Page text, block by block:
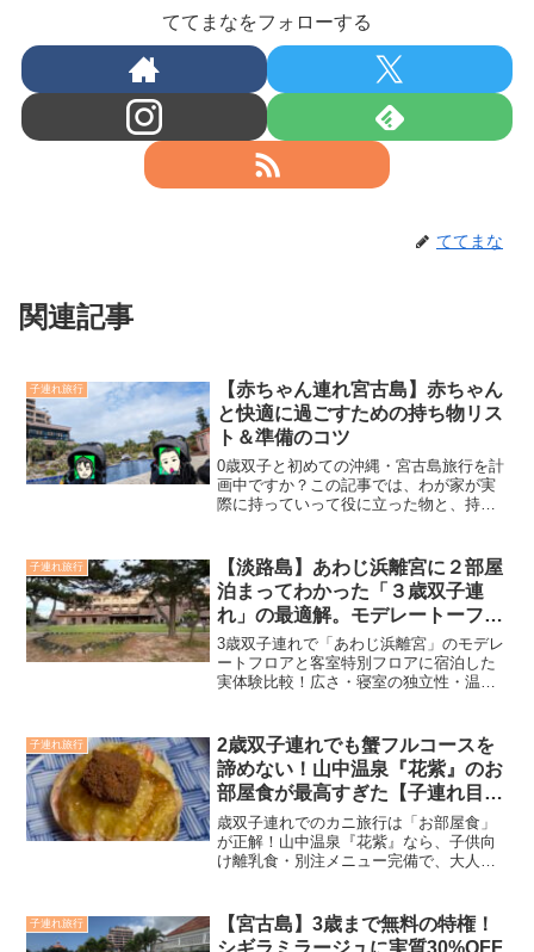
ててまなをフォローする
ててまな
関連記事
子連れ旅行
【赤ちゃん連れ宮古島】赤ちゃん
と快適に過ごすための持ち物リス
ト＆準備のコツ
0歳双子と初めての沖縄・宮古島旅行を計
画中ですか？この記事では、わが家が実
際に持っていって役に立った物と、持っ
備のコツや注意点もお伝えします。
子連れ旅行
【淡路島】あわじ浜離宮に２部屋
泊まってわかった「３歳双子連
れ」の最適解。モデレートーフロ
アvs客室特別フロアを徹底比較
3歳双子連れで「あわじ浜離宮」のモデレ
ートフロアと客室特別フロアに宿泊した
実体験比較！広さ・寝室の独立性・温
子連れ旅行
2歳双子連れでも蟹フルコースを
諦めない！山中温泉『花紫』のお
部屋食が最高すぎた【子連れ目線
レポ】
歳双子連れでのカニ旅行は「お部屋食」
が正解！山中温泉『花紫』なら、子供向
け離乳食・別注メニュー完備で、大人は
ジ宿泊記。予約時の注意点や親のマナー
も解説します。
子連れ旅行
【宮古島】3歳まで無料の特権！
シギラミラージュに実質30%OFF